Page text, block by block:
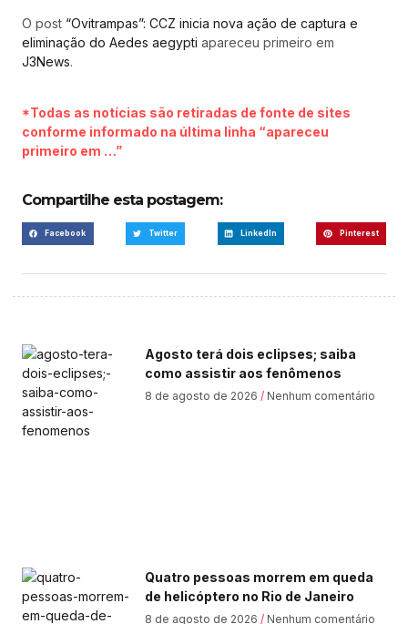
O post “Ovitrampas”: CCZ inicia nova ação de captura e
eliminação do Aedes aegypti apareceu primeiro em
J3News.
*Todas as notícias são retiradas de fonte de sites
conforme informado na última linha “apareceu
primeiro em …”
Compartilhe esta postagem:
Facebook Twitter LinkedIn Pinterest
Agosto terá dois eclipses; saiba
como assistir aos fenômenos
8 de agosto de 2026 Nenhum comentário
Quatro pessoas morrem em queda
de helicóptero no Rio de Janeiro
8 de agosto de 2026 Nenhum comentário